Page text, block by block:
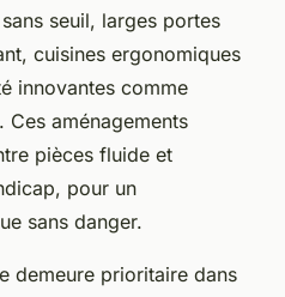
seuil, larges portes
cuisines ergonomiques
innovantes comme
Ces aménagements
pièces fluide et
pour un
sans danger.
demeure prioritaire dans